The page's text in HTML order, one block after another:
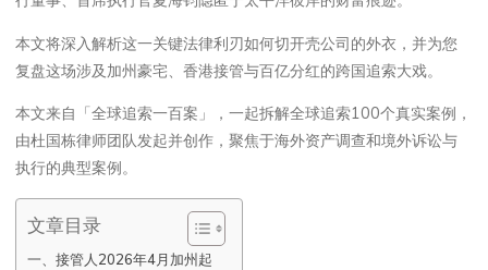
本文将深入解析这一关键法律利刃如何切开壳公司的外衣，并为您
复盘这场涉及加州豪宅、香港接管与百亿分红的跨国追索大戏。
本文来自「全球追索一百案」，一起拆解全球追索100个真实案例，
由杜国栋律师团队发起并创作，聚焦于海外资产调查和境外诉讼与
执行的典型案例。
文章目录
一、接管人2026年4月加州起